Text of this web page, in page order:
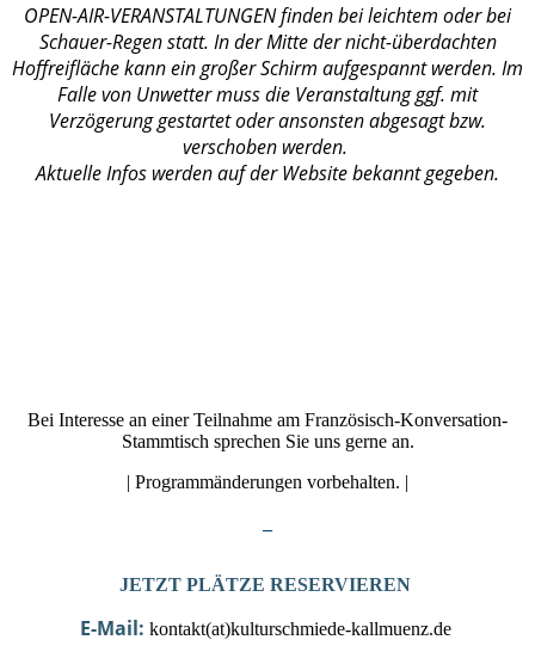
OPEN-AIR-VERANSTALTUNGEN finden bei leichtem oder bei
Schauer-Regen statt. In der Mitte der nicht-überdachten
Hoffreifläche kann ein großer Schirm aufgespannt werden. Im
Falle von Unwetter muss die Veranstaltung ggf. mit
Verzögerung gestartet oder ansonsten abgesagt bzw.
verschoben werden.
Aktuelle Infos werden auf der Website bekannt gegeben.
Bei Interesse an einer Teilnahme am Französisch-Konversation-
Stammtisch sprechen Sie uns gerne an.
| Programmänderungen vorbehalten. |
JETZT PLÄTZE RESERVIEREN
E-Mail: kontakt(at)kulturschmiede-kallmuenz.de